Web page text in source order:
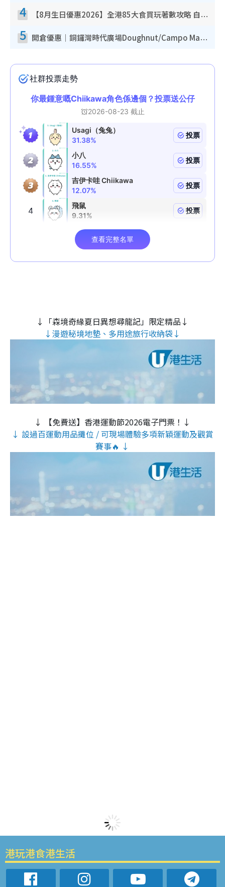
4 【8月生日優惠2026】全港85大食買玩著數攻略 自助餐/火鍋放題同行免費＋誠品/DONKI送現金券
5 開倉優惠｜銅鑼灣時代廣場Doughnut/Campo Marzio開倉低至1折！背囊、書包、手袋劈價$200起
↓「森境奇緣夏日異想尋龍記」限定精品↓
↓漫遊秘境地墊、多用途旅行收納袋↓
↓ 【免費送】香港運動節2026電子門票！↓
↓ 設過百運動用品攤位 / 可現場體驗多項新穎運動及觀賞
賽事🔥 ↓
港玩港食港生活